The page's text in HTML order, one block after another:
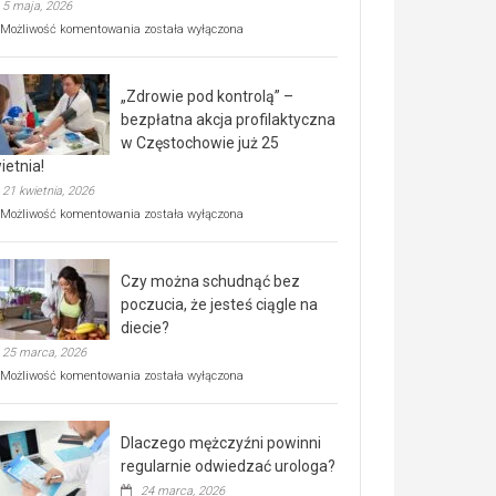
5 maja, 2026
Możliwość komentowania Rusza
rehabilitacji
dla
seniorów!
została wyłączona
„Zdrowie pod kontrolą” –
bezpłatna akcja profilaktyczna
w Częstochowie już 25
21 kwietnia, 2026
Możliwość komentowania „Zdrowie
bezpłatna
akcja
profilaktyczna
w
już
kwietnia!
została wyłączona
Czy można schudnąć bez
poczucia, że jesteś ciągle na
diecie?
25 marca, 2026
Możliwość komentowania Czy
poczucia,
że
została wyłączona
Dlaczego mężczyźni powinni
regularnie odwiedzać urologa?
24 marca, 2026